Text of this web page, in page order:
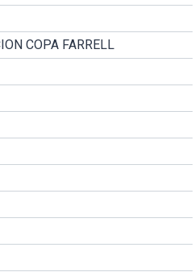
COPA FARRELL